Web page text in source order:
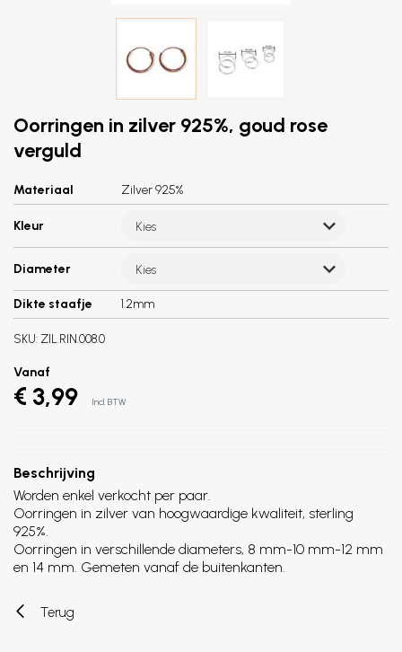
Oorringen in zilver 925%, goud rose
verguld
Materiaal Zilver 925%
Kleur Kies
Diameter Kies
Dikte staafje 1.2mm
SKU: ZIL.RIN.008.0
Vanaf
€ 3,99 Incl. BTW
Beschrijving
Worden enkel verkocht per paar.
Oorringen in zilver van hoogwaardige kwaliteit, sterling
925%.
Oorringen in verschillende diameters, 8 mm-10 mm-12 mm
en 14 mm. Gemeten vanaf de buitenkanten.
Terug